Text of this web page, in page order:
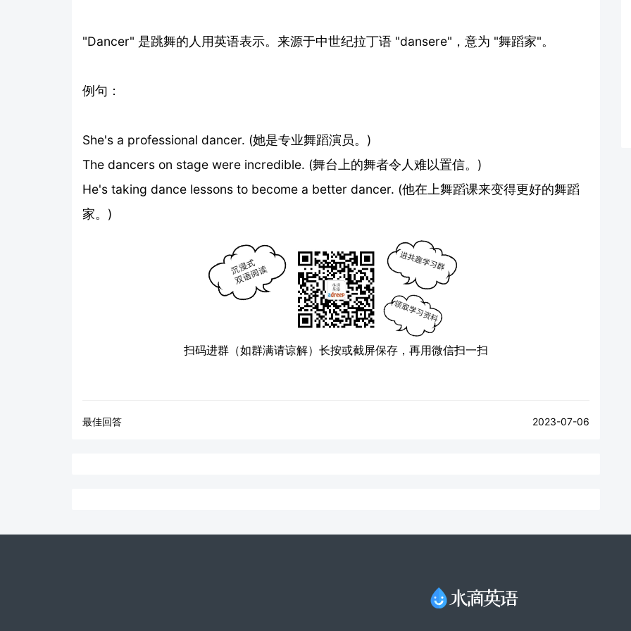
"Dancer" 是跳舞的人用英语表示。来源于中世纪拉丁语 "dansere"，意为 "舞蹈家"。
例句：
She's a professional dancer. (她是专业舞蹈演员。)
The dancers on stage were incredible. (舞台上的舞者令人难以置信。)
He's taking dance lessons to become a better dancer. (他在上舞蹈课来变得更好的舞蹈
家。)
扫码进群（如群满请谅解） 长按或截屏保存，再用微信扫一扫
最佳回答 2023-07-06